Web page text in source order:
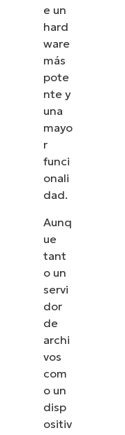
e un
hard
ware
más
pote
nte y
una
mayo
r
funci
onali
dad.
Aunq
ue
tant
o un
servi
dor
de
archi
vos
com
o un
disp
ositiv